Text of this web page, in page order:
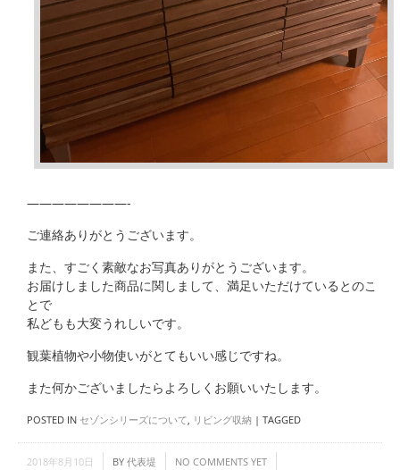
————————-
ご連絡ありがとうございます。
また、すごく素敵なお写真ありがとうございます。
お届けしました商品に関しまして、満足いただけているとのこ
とで
私どもも大変うれしいです。
観葉植物や小物使いがとてもいい感じですね。
また何かございましたらよろしくお願いいたします。
POSTED IN セゾンシリーズについて, リビング収納 | TAGGED
2018年8月10日 BY 代表堤 NO COMMENTS YET